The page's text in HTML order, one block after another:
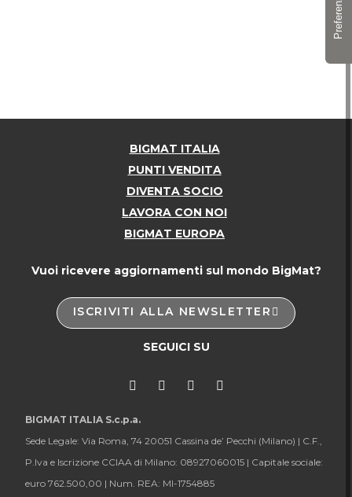
BIGMAT ITALIA
PUNTI VENDITA
DIVENTA SOCIO
LAVORA CON NOI
BIGMAT EUROPA
Vuoi ricevere aggiornamenti sul mondo BigMat?
ISCRIVITI ALLA NEWSLETTER
SEGUICI SU
BIGMAT ITALIA S.c.p.a.
Sede Legale: Via Roma, 74 20051 Cassina de’ Pecchi (Milano) | C.F.,
P.Iva e Iscrizione CCIAA di Milano: 08927060015 | Capitale sociale:
euro 762.500,00 | Num. REA: MI-1754885